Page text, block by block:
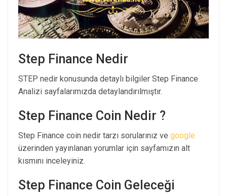
Step Finance Nedir
STEP nedir konusunda detaylı bilgiler Step Finance
Analizi sayfalarımızda detaylandırılmıştır.
Step Finance Coin Nedir ?
Step Finance coin nedir tarzı sorularınız ve google
üzerinden yayınlanan yorumlar için sayfamızın alt
kısmını inceleyiniz.
Step Finance Coin Geleceği